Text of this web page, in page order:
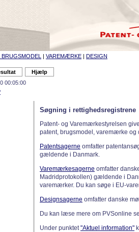
BRUGSMODEL | VAREMÆRKE | DESIGN
00:05:00
Søgning i rettighedsregistrene
Patent- og Varemærkestyrelsen
patent, brugsmodel, varemærke og
Patentsagerne omfatter
gældende i Danmark.
Varemærkesagerne omfatter
Madridprotokollen) gældende i
varemærker. Du kan søge i EU-
Designsagerne omfatter danske
Du kan læse mere om PVSonline
Under punktet"Aktuel information"